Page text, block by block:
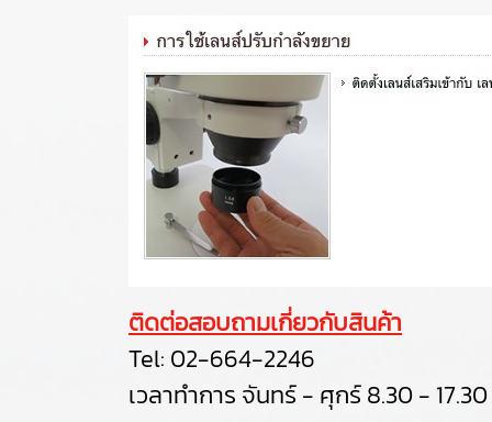
ติดต่อสอบถามเกี่ยวกับสินค้า
Tel: 02-664-2246
เวลาทำการ จันทร์ - ศุกร์ 8.30 -